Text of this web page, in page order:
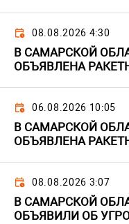
08.08.2026 4:30
В САМАРСКОЙ
ОБЪЯВЛЕНА
06.08.2026 10:05
В САМАРСКОЙ
ОБЪЯВЛЕНА
08.08.2026 3:07
В САМАРСКОЙ
ОБЪЯВИЛИ ОБ